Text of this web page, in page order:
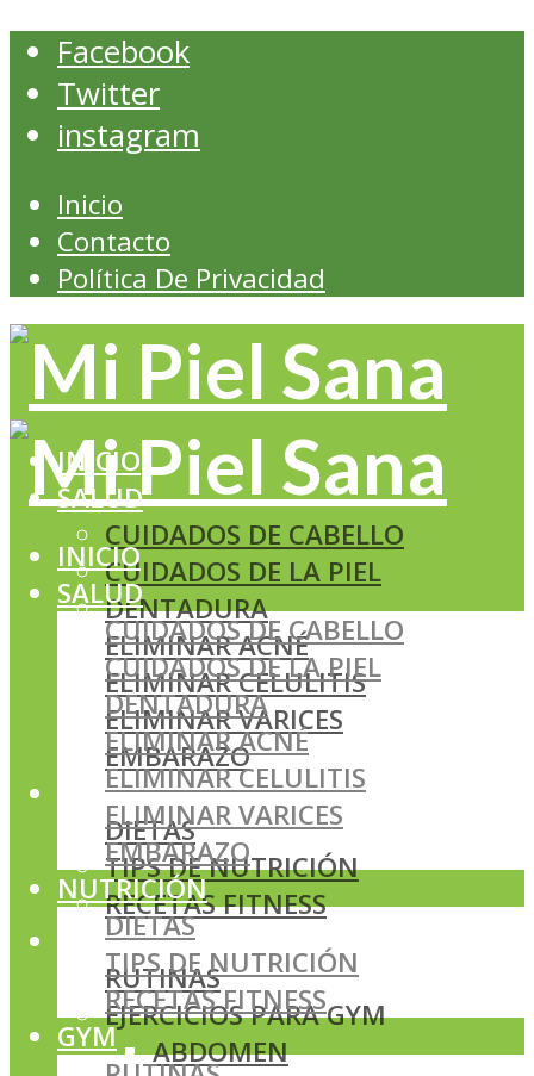
Facebook
Twitter
instagram
Inicio
Contacto
Política De Privacidad
INICIO
SALUD
CUIDADOS DE CABELLO
CUIDADOS DE LA PIEL
DENTADURA
ELIMINAR ACNÉ
ELIMINAR CELULITIS
ELIMINAR VARICES
EMBARAZO
NUTRICIÓN
DIETAS
TIPS DE NUTRICIÓN
RECETAS FITNESS
GYM
RUTINAS
EJERCICIOS PARA GYM
ABDOMEN
INICIO
SALUD
CUIDADOS DE CABELLO
CUIDADOS DE LA PIEL
DENTADURA
ELIMINAR ACNÉ
ELIMINAR CELULITIS
ELIMINAR VARICES
EMBARAZO
NUTRICIÓN
DIETAS
TIPS DE NUTRICIÓN
RECETAS FITNESS
GYM